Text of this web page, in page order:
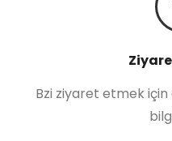
Bzi ziyaret etmek